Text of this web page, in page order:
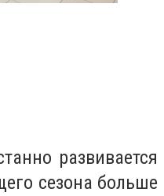
развивается
сезона больше